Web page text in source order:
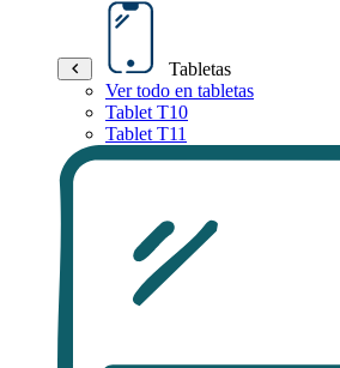
Tabletas
Ver todo en tabletas
Tablet T10
Tablet T11